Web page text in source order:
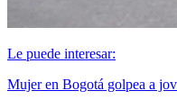
Le puede interesar:
Mujer en Bogotá golpea a